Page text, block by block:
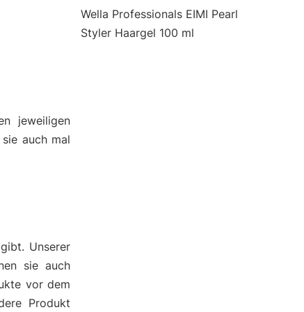
jeweiligen
auch mal
Unserer
sie auch
vor dem
Produkt
Wella Professionals EIMI Pearl
Styler Haargel 100 ml